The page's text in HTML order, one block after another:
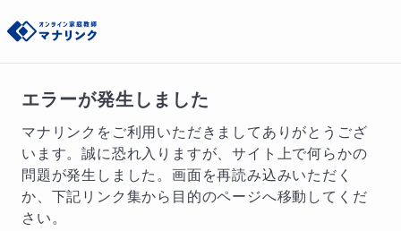
エラーが発生しました
マナリンクをご利用いただきましてありがとうござ
います。誠に恐れ入りますが、サイト上で何らかの
問題が発生しました。画面を再読み込みいただく
か、下記リンク集から目的のページへ移動してくだ
さい。